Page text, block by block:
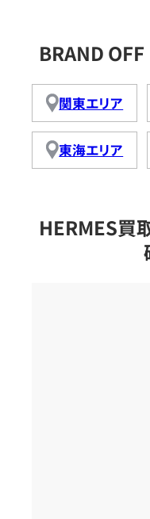
BRAND
関東エリア
東海エリア
HERMES買